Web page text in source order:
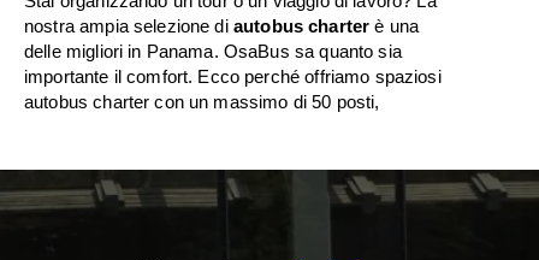
nostra ampia selezione di autobus charter è una
delle migliori in Panama. OsaBus sa quanto sia
importante il comfort. Ecco perché offriamo spaziosi
autobus charter con un massimo di 50 posti,